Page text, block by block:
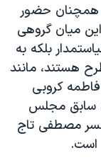
همچنان حضور
میان گروهی
بلکه به
هستند، مانند
کروبی
سابق مجلس
مصطفی تاج
است.